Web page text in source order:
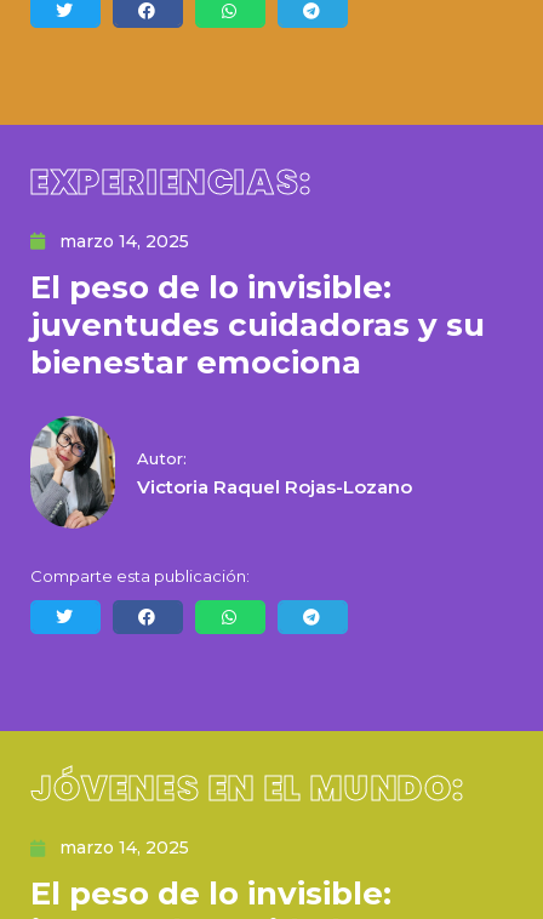
EXPERIENCIAS:
marzo 14, 2025
El peso de lo invisible:
juventudes cuidadoras y su
bienestar emociona
Autor:
Victoria Raquel Rojas-Lozano
Comparte esta publicación:
JÓVENES EN EL MUNDO:
marzo 14, 2025
El peso de lo invisible: